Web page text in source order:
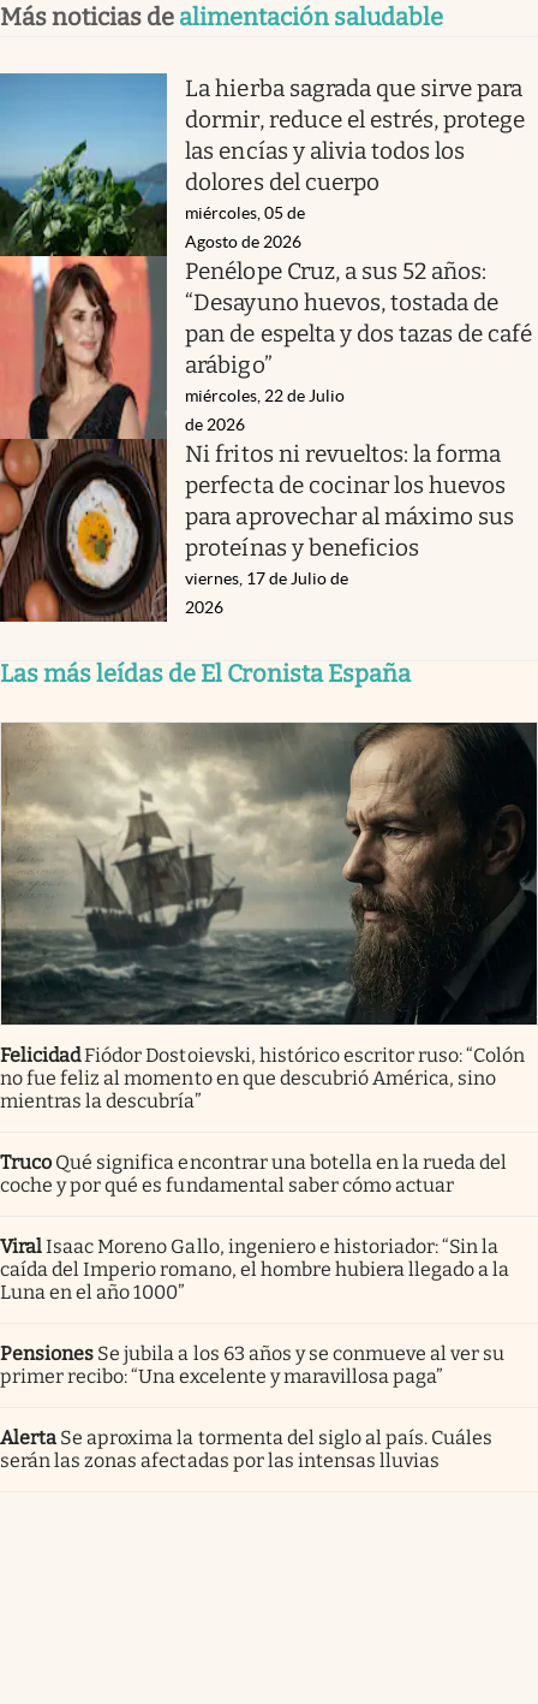
Más noticias de alimentación saludable
La hierba sagrada que sirve para
dormir, reduce el estrés, protege
las encías y alivia todos los
dolores del cuerpo
miércoles, 05 de
Agosto de 2026
Penélope Cruz, a sus 52 años:
“Desayuno huevos, tostada de
pan de espelta y dos tazas de café
arábigo”
miércoles, 22 de Julio
de 2026
Ni fritos ni revueltos: la forma
perfecta de cocinar los huevos
para aprovechar al máximo sus
proteínas y beneficios
viernes, 17 de Julio de
2026
Las más leídas de El Cronista España
FelicidadFiódor Dostoievski, histórico escritor ruso: “Colón
no fue feliz al momento en que descubrió América, sino
mientras la descubría”
Truco Qué significa encontrar una botella en la rueda del
coche y por qué es fundamental saber cómo actuar
ViralIsaac Moreno Gallo, ingeniero e historiador: “Sin la
caída del Imperio romano, el hombre hubiera llegado a la
Luna en el año 1000”
Pensiones Se jubila a los 63 años y se conmueve al ver su
primer recibo: “Una excelente y maravillosa paga”
Alerta Se aproxima la tormenta del siglo al país. Cuáles
serán las zonas afectadas por las intensas lluvias